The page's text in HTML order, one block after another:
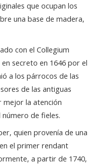
que ocupan los
una base de madera,
con el Collegium
secreto en 1646 por el
a los párrocos de las
de las antiguas
mejor la atención
de fieles.
quien provenía de una
el primer rendant
a partir de 1740,